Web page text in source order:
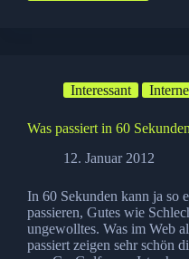
Interessant
Was passiert in 60
12. Januar 2012
In 60 Sekunden kann ja so
passieren, Gutes wie
ungewolltes. Was im Web
passiert zeigen sehr schön